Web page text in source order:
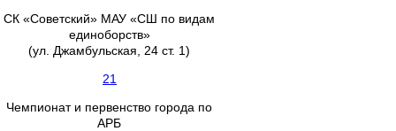
СК «Советский» МАУ «СШ по видам
единоборств»
(ул. Джамбульская, 24 ст. 1)
21
Чемпионат и первенство города по
АРБ